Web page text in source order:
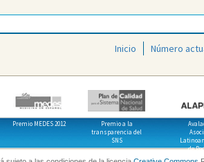
Inicio Número
Premio MEDES 2012
Premio a la
transparencia del
SNS
de